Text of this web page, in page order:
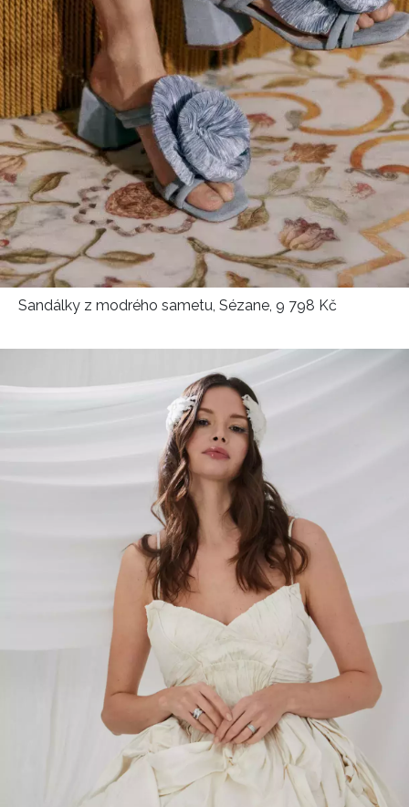
Sandálky z modrého sametu, Sézane, 9 798 Kč